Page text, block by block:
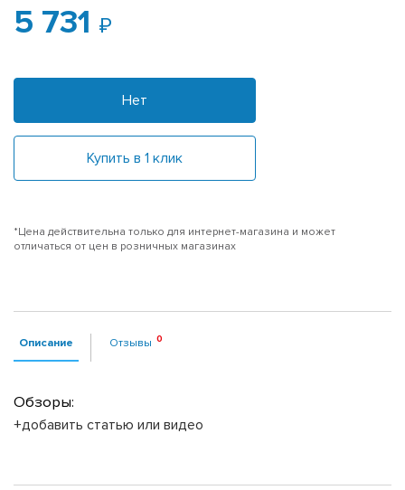
5 731
Нет
Купить в 1 клик
*Цена действительна только для интернет-магазина и может
отличаться от цен в розничных магазинах
Описание Отзывы
Обзоры:
+добавить статью или видео